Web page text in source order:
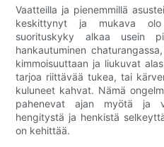
Vaatteilla ja pienemmillä
keskittynyt ja mukava
suorituskyky alkaa usein
hankautuminen
kimmoisuuttaan ja liukuvat
tarjoa riittävää tukea, tai
kuluneet kahvat. Nämä
pahenevat ajan myötä ja
hengitystä ja henkistä
on kehittää.